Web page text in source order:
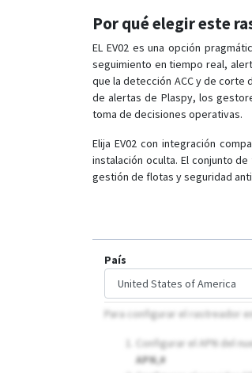
Por qué elegir este
EL EV02 es una opción
seguimiento en tiempo real,
que la detección ACC y de corte
de alertas de Plaspy, los
toma de decisiones operativas.
Elija EV02 con integración
instalación oculta. El conjunto
gestión de flotas y seguridad
País
Para configurar el rastreador
Configurar el APN del
APN,#